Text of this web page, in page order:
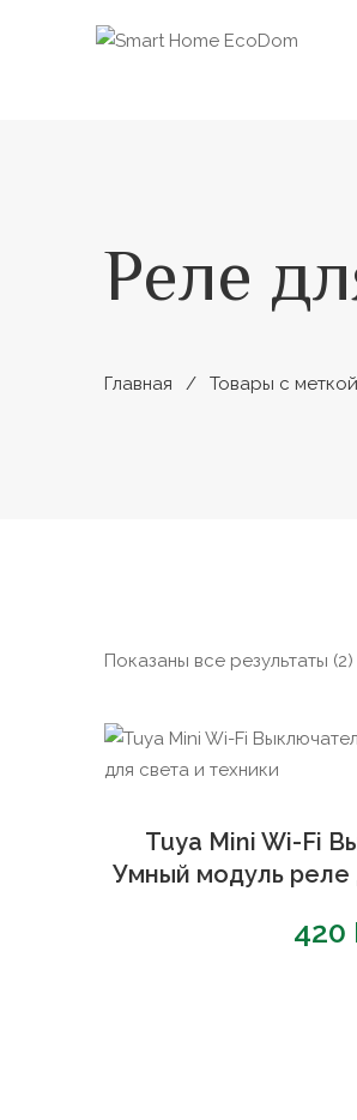
Реле
Главная Товары с меткой
Показаны все результаты (2)
Tuya Mini Wi-Fi
Умный модуль реле
420